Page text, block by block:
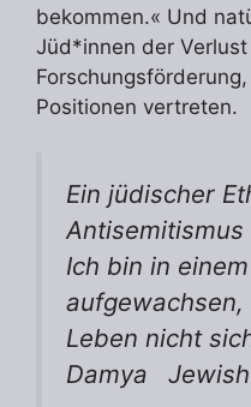
bekommen.« Und
Jüd*innen der
Positionen vertreten.
Ein jüdischer
Ich bin in
Leben nicht
Damya